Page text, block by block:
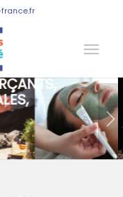
france.fr
Suivant
1 2 3 4